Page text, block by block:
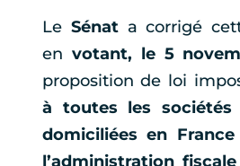
Le Sénata corrigé
en votant, le 5
proposition de loi
à toutes les sociétés
domiciliées en France
l’administration fiscale